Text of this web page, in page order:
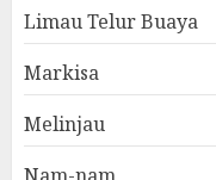
Limau Telur Buaya
Markisa
Melinjau